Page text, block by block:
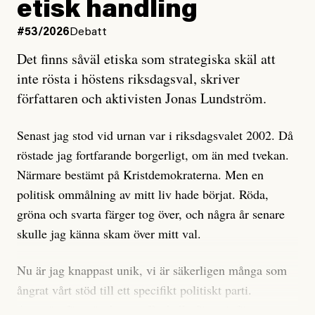
oro inom rörelsen.
Artikeln undersöker inte, som ETC påstår, ”vad som
är sant, vad som är rykten”, utan den bidrar bara till
ännu mer ryktesspridning. Det finns inte ett enda bevis
misstänkta personen är en infiltratör. Det som läsaren
får veta är att personen har ändrat sina politiska åsikter
under åren, att den har raderat tidigare innehåll på sina
sociala medier, att artikelns författare inte förstår sig
på personens ekonomi och att det tydligen finns
anonyma röster inom rörelsen som säger saker som
anses vara anledningar att titta närmare på personen,
men ingenting av detta är tillräckligt för att hänga ut
etisk handling
#53/2026 Debatt
Det finns såväl etiska som strategiska skäl att
inte rösta i höstens riksdagsval, skriver
författaren och aktivisten Jonas Lundström.
Senast jag stod vid urnan var i riksdagsvalet 2002. Då
röstade jag fortfarande borgerligt, om än med tvekan.
Närmare bestämt på Kristdemokraterna. Men en
politisk ommålning av mitt liv hade börjat. Röda,
gröna och svarta färger tog över, och några år senare
skulle jag känna skam över mitt val.
Nu är jag knappast unik, vi är säkerligen många som
ångrat vårt stöd till ett specifikt politiskt parti.